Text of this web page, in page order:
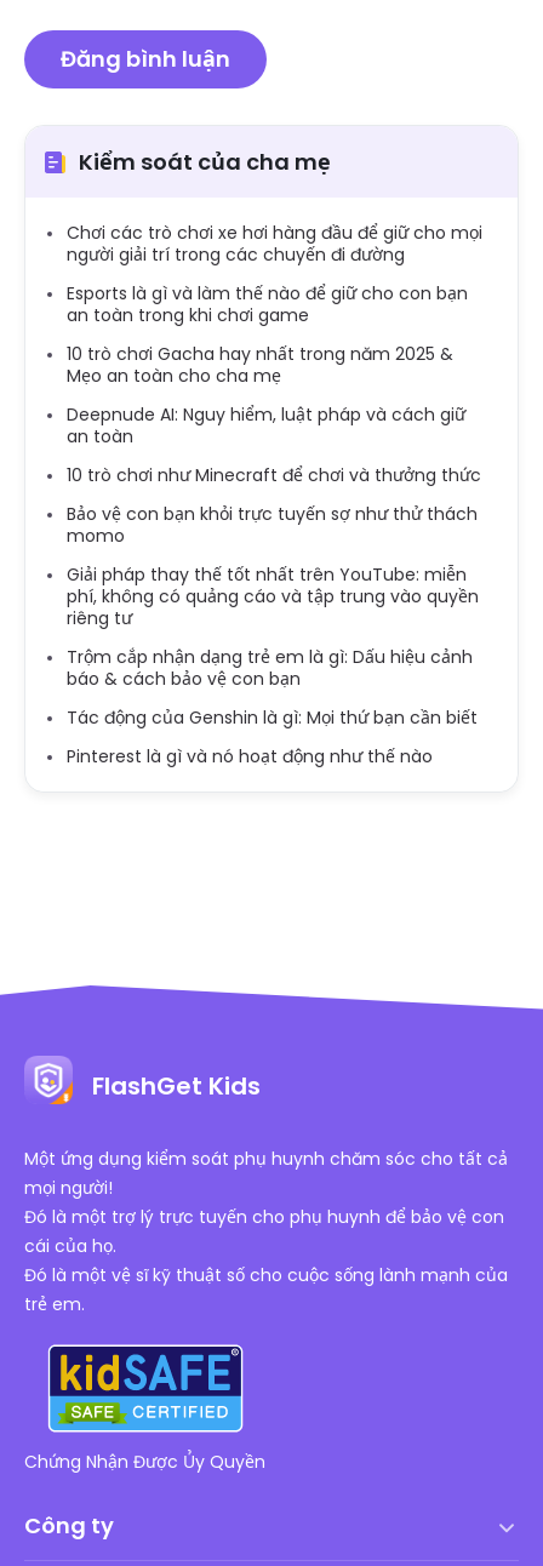
Kiểm soát của cha mẹ
Chơi các trò chơi xe hơi hàng đầu để giữ cho mọi
người giải trí trong các chuyến đi đường
Esports là gì và làm thế nào để giữ cho con bạn
an toàn trong khi chơi game
10 trò chơi Gacha hay nhất trong năm 2025 &
Mẹo an toàn cho cha mẹ
Deepnude AI: Nguy hiểm, luật pháp và cách giữ
an toàn
10 trò chơi như Minecraft để chơi và thưởng thức
Bảo vệ con bạn khỏi trực tuyến sợ như thử thách
momo
Giải pháp thay thế tốt nhất trên YouTube: miễn
phí, không có quảng cáo và tập trung vào quyền
riêng tư
Trộm cắp nhận dạng trẻ em là gì: Dấu hiệu cảnh
báo & cách bảo vệ con bạn
Tác động của Genshin là gì: Mọi thứ bạn cần biết
Pinterest là gì và nó hoạt động như thế nào
FlashGet Kids
Một ứng dụng kiểm soát phụ huynh chăm sóc cho tất cả
mọi người!
Đó là một trợ lý trực tuyến cho phụ huynh để bảo vệ con
cái của họ.
Đó là một vệ sĩ kỹ thuật số cho cuộc sống lành mạnh của
trẻ em.
Chứng Nhận Được Ủy Quyền
Công ty